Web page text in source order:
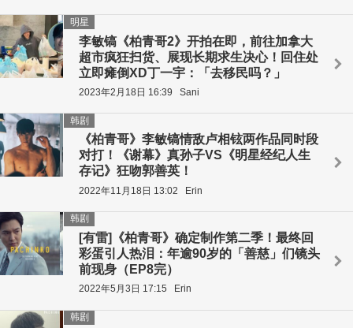
李敏镐《柏青哥2》开拍在即，前往加拿大
超市疯狂扫货、展现长期求生决心！回住处
立即瘫倒XD丁一宇：「去移民吗？」
明星
2023年2月18日 16:39 Sani
《柏青哥》李敏镐情敌卢相铉两作品同时段
对打！《谢幕》真孙子VS《明星经纪人生
存记》狂吻郭善英！
韩剧
2022年11月18日 13:02 Erin
[有雷]《柏青哥》确定制作第二季！最终回
彩蛋引人热泪：年逾90岁的「善慈」们镜头
前现身（EP8完）
韩剧
2022年5月3日 17:15 Erin
韩剧